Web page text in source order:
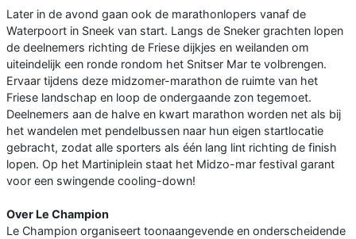
Later in de avond gaan ook de marathonlopers vanaf de
Waterpoort in Sneek van start. Langs de Sneker grachten lopen
de deelnemers richting de Friese dijkjes en weilanden om
uiteindelijk een ronde rondom het Snitser Mar te volbrengen.
Ervaar tijdens deze midzomer-marathon de ruimte van het
Friese landschap en loop de ondergaande zon tegemoet.
Deelnemers aan de halve en kwart marathon worden net als bij
het wandelen met pendelbussen naar hun eigen startlocatie
gebracht, zodat alle sporters als één lang lint richting de finish
lopen. Op het Martiniplein staat het Midzo-mar festival garant
voor een swingende cooling-down!
Over Le Champion
Le Champion organiseert toonaangevende en onderscheidende